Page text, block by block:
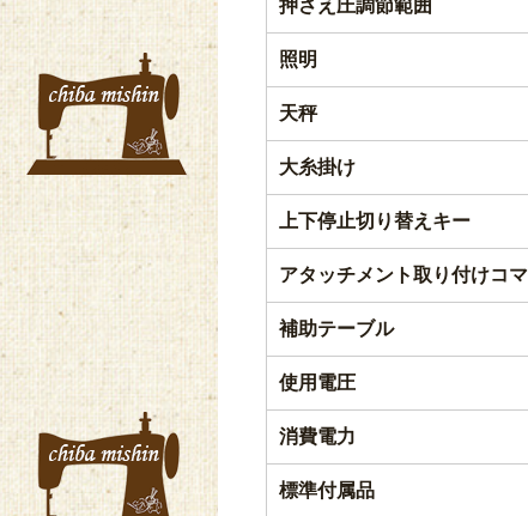
押さえ圧調節範囲
照明
天秤
大糸掛け
上下停止切り替えキー
アタッチメント取り付けコマ
補助テーブル
使用電圧
消費電力
標準付属品